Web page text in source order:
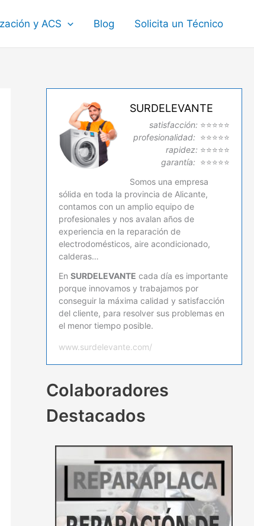
y ACS Blog Solicita un Técnico
SURDELEVANTE
satisfacción: ⭐⭐⭐⭐⭐
profesionalidad: ⭐⭐⭐⭐⭐
rapidez: ⭐⭐⭐⭐⭐
garantía: ⭐⭐⭐⭐⭐
Somos una empresa
sólida en toda la provincia de Alicante,
contamos con un amplio equipo de
profesionales y nos avalan años de
experiencia en la reparación de
electrodomésticos, aire acondicionado,
calderas…
En SURDELEVANTE cada día es importante
porque innovamos y trabajamos por
conseguir la máxima calidad y satisfacción
del cliente, para resolver sus problemas en
el menor tiempo posible.
www.surdelevante.com/
Colaboradores
Destacados